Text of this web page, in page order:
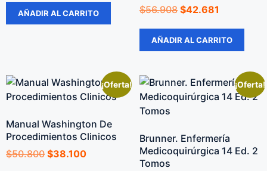
AÑADIR AL CARRITO
$56.908 $42.681
AÑADIR AL CARRITO
¡Oferta!
Manual Washington De
Procedimientos Clinicos
$50.800 $38.100
¡Oferta!
Brunner. Enfermería
Medicoquirúrgica 14 Ed. 2
Tomos